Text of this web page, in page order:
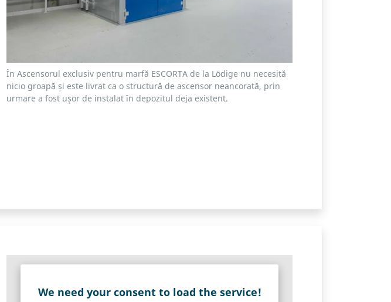
În Ascensorul exclusiv pentru marfă ESCORTA de la Lödige nu necesită
nicio groapă și este livrat ca o structură de ascensor neancorată, prin
urmare a fost ușor de instalat în depozitul deja existent.
We need your consent to load the service!